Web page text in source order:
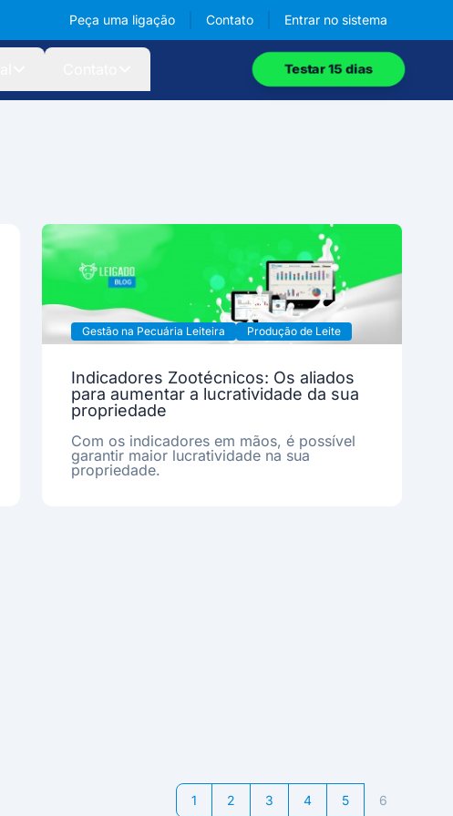
Peça uma ligação Contato Entrar no sistema
Testar 15 dias
Gestão na Pecuária Leiteira Produção de Leite
Indicadores Zootécnicos: Os aliados
para aumentar a lucratividade da sua
propriedade
Com os indicadores em mãos, é possível
garantir maior lucratividade na sua
propriedade.
1 2 3 4 5 6